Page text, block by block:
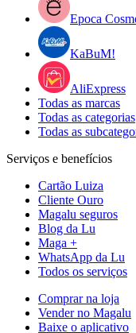
Epoca
KaBuM!
AliExpress
Todas as marcas
Todas as categorias
Todas as
Serviços e benefícios
Cartão Luiza
Cliente Ouro
Magalu seguros
Blog da Lu
Maga +
WhatsApp da Lu
Todos os serviços
Comprar na loja
Vender no Magalu
Baixe o aplicativo